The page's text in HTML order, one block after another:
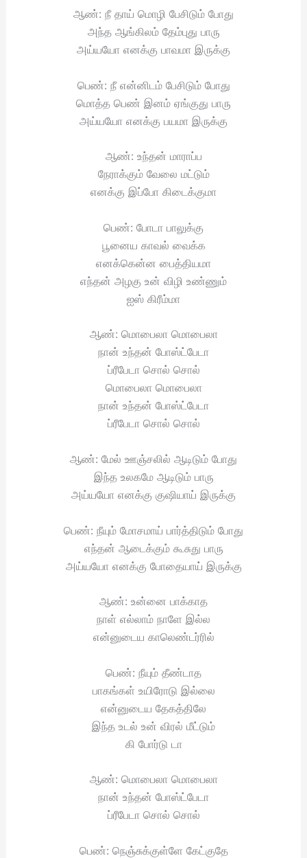
ஆண்: நீ தாய் மொழி பேசிடும் போது
அந்த ஆங்கிலம் தேம்புது பாரு
அய்யயோ எனக்கு பாவமா இருக்கு
பெண்: நீ என்னிடம் பேசிடும் போது
மொத்த பெண் இனம் ஏங்குது பாரு
அய்யயோ எனக்கு பயமா இருக்கு
ஆண்: உந்தன் மாராப்ப
நேராக்கும் வேலை மட்டும்
எனக்கு இப்போ கிடைக்குமா
பெண்: போடா பாலுக்கு
பூனைய காவல் வைக்க
எனக்கென்ன பைத்தியமா
எந்தன் அழகு உன் விழி உண்ணும்
ஐஸ் கிரீம்மா
ஆண்: மொபைலா மொபைலா
நான் உந்தன் போஸ்ட்பேடா
ப்ரீபேடா சொல் சொல்
மொபைலா மொபைலா
நான் உந்தன் போஸ்ட்பேடா
ப்ரீபேடா சொல் சொல்
ஆண்: மேல் ஊஞ்சலில் ஆடிடும் போது
இந்த உலகமே ஆடிடும் பாரு
அய்யயோ எனக்கு குஷியாய் இருக்கு
பெண்: நீயும் மோசமாய் பார்த்திடும் போது
எந்தன் ஆடைக்கும் கூசுது பாரு
அய்யயோ எனக்கு போதையாய் இருக்கு
ஆண்: உன்னை பாக்காத
நாள் எல்லாம் நாளே இல்ல
என்னுடைய காலெண்டர்ரில்
பெண்: நீயும் தீண்டாத
பாகங்கள் உயிரோடு இல்லை
என்னுடைய தேகத்திலே
இந்த உடல் உன் விரல் மீட்டும்
கி போர்டு டா
ஆண்: மொபைலா மொபைலா
நான் உந்தன் போஸ்ட்பேடா
ப்ரீபேடா சொல் சொல்
பெண்: நெஞ்சுக்குள்ளே கேட்குதே